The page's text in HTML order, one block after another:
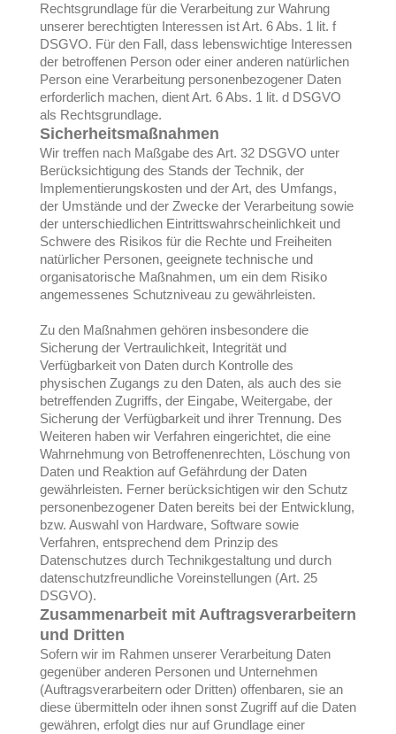
Rechtsgrundlage für die Verarbeitung zur Wahrung
unserer berechtigten Interessen ist Art. 6 Abs. 1 lit. f
DSGVO. Für den Fall, dass lebenswichtige Interessen
der betroffenen Person oder einer anderen natürlichen
Person eine Verarbeitung personenbezogener Daten
erforderlich machen, dient Art. 6 Abs. 1 lit. d DSGVO
als Rechtsgrundlage.
Sicherheitsmaßnahmen
Wir treffen nach Maßgabe des Art. 32 DSGVO unter
Berücksichtigung des Stands der Technik, der
Implementierungskosten und der Art, des Umfangs,
der Umstände und der Zwecke der Verarbeitung sowie
der unterschiedlichen Eintrittswahrscheinlichkeit und
Schwere des Risikos für die Rechte und Freiheiten
natürlicher Personen, geeignete technische und
organisatorische Maßnahmen, um ein dem Risiko
angemessenes Schutzniveau zu gewährleisten.
Zu den Maßnahmen gehören insbesondere die
Sicherung der Vertraulichkeit, Integrität und
Verfügbarkeit von Daten durch Kontrolle des
physischen Zugangs zu den Daten, als auch des sie
betreffenden Zugriffs, der Eingabe, Weitergabe, der
Sicherung der Verfügbarkeit und ihrer Trennung. Des
Weiteren haben wir Verfahren eingerichtet, die eine
Wahrnehmung von Betroffenenrechten, Löschung von
Daten und Reaktion auf Gefährdung der Daten
gewährleisten. Ferner berücksichtigen wir den Schutz
personenbezogener Daten bereits bei der Entwicklung,
bzw. Auswahl von Hardware, Software sowie
Verfahren, entsprechend dem Prinzip des
Datenschutzes durch Technikgestaltung und durch
datenschutzfreundliche Voreinstellungen (Art. 25
DSGVO).
Zusammenarbeit mit Auftragsverarbeitern
und Dritten
Sofern wir im Rahmen unserer Verarbeitung Daten
gegenüber anderen Personen und Unternehmen
(Auftragsverarbeitern oder Dritten) offenbaren, sie an
diese übermitteln oder ihnen sonst Zugriff auf die Daten
gewähren, erfolgt dies nur auf Grundlage einer